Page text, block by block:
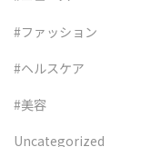
#ファッション
#ヘルスケア
#美容
Uncategorized